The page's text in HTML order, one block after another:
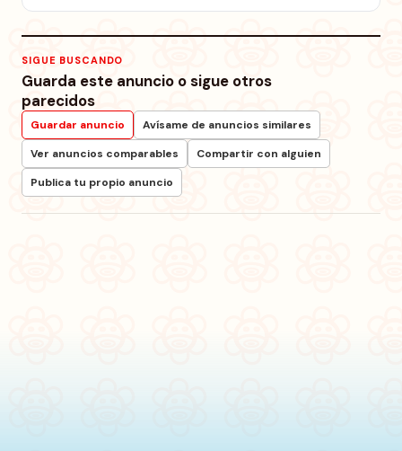
SIGUE BUSCANDO
Guarda este anuncio o sigue otros
parecidos
Guardar anuncio
Avísame de anuncios similares
Ver anuncios comparables
Compartir con alguien
Publica tu propio anuncio